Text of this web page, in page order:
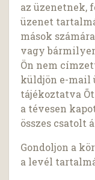
az üzenetnek,
üzenet
mások
vagy
Ön nem
küldjön e-mail
tájékoztatva
a tévesen
összes csatolt
Gondoljon a
a levél